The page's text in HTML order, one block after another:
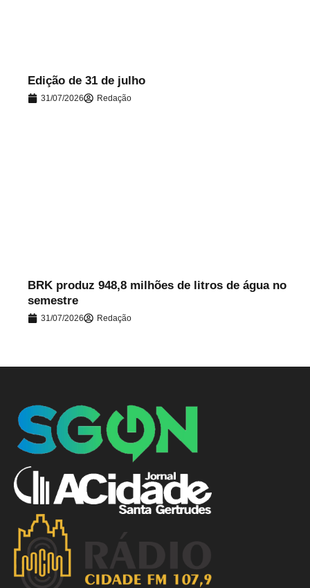
Edição de 31 de julho
31/07/2026 Redação
BRK produz 948,8 milhões de litros de água no
semestre
31/07/2026 Redação